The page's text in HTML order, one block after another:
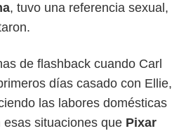
, tuvo una referencia sexual,
de flashback cuando Carl
días casado con Ellie,
las labores domésticas
situaciones que Pixar